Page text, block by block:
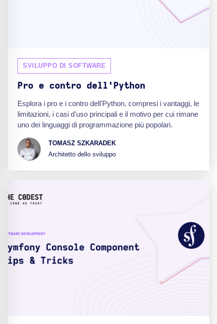
SVILUPPO DI SOFTWARE
Pro e contro dell'Python
Esplora i pro e i contro dell'Python, compresi i vantaggi, le
limitazioni, i casi d'uso principali e il motivo per cui rimane
uno dei linguaggi di programmazione più popolari.
TOMASZ SZKARADEK
Architetto dello sviluppo